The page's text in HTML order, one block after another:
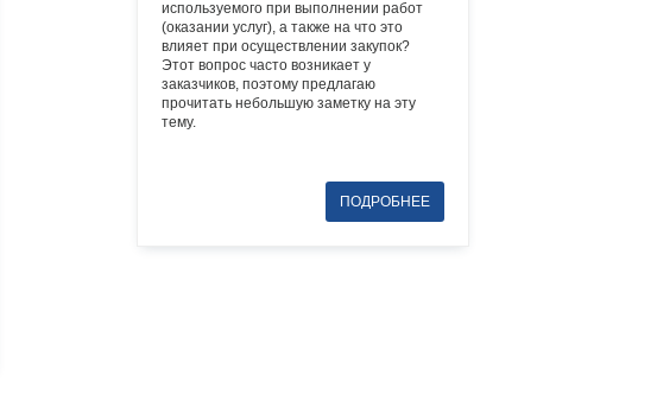
используемого при выполнении работ
(оказании услуг), а также на что это
влияет при осуществлении закупок?
Этот вопрос часто возникает у
заказчиков, поэтому предлагаю
прочитать небольшую заметку на эту
тему.